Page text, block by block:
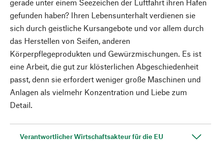
gerade unter einem Seezeichen der Luftfahrt ihren Hafen
gefunden haben? Ihren Lebensunterhalt verdienen sie
sich durch geistliche Kursangebote und vor allem durch
das Herstellen von Seifen, anderen
Körperpflegeprodukten und Gewürzmischungen. Es ist
eine Arbeit, die gut zur klösterlichen Abgeschiedenheit
passt, denn sie erfordert weniger große Maschinen und
Anlagen als vielmehr Konzentration und Liebe zum
Detail.
Verantwortlicher Wirtschaftsakteur für die EU